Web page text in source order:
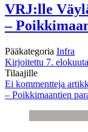
VRJ:lle
–
Pääkategoria Infra
Kirjoitettu 7.
Tilaajille
Ei kommentteja
– Poikkimaantien